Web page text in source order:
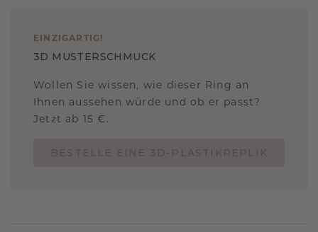
EINZIGARTIG !
3D MUSTERSCHMUCK
Wollen Sie wissen, wie dieser Ring an
Ihnen aussehen würde und ob er passt?
Jetzt ab 15 €.